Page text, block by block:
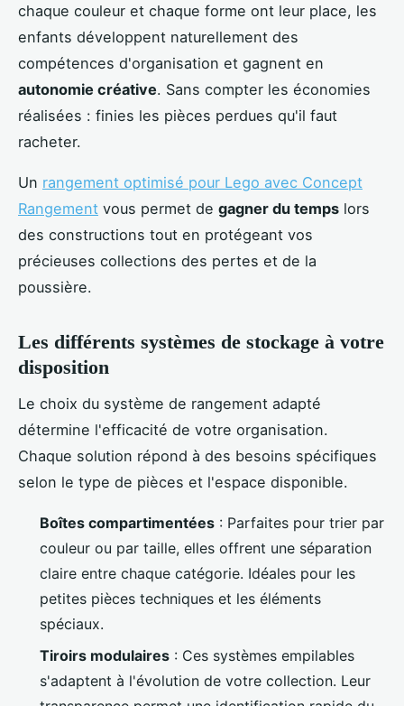
chaque couleur et chaque forme ont leur place, les
enfants développent naturellement des
compétences d'organisation et gagnent en
autonomie créative. Sans compter les économies
réalisées : finies les pièces perdues qu'il faut
racheter.
Un rangement optimisé pour Lego avec Concept
Rangement vous permet de gagner du temps lors
des constructions tout en protégeant vos
précieuses collections des pertes et de la
poussière.
Les différents systèmes de stockage à votre
disposition
Le choix du système de rangement adapté
détermine l'efficacité de votre organisation.
Chaque solution répond à des besoins spécifiques
selon le type de pièces et l'espace disponible.
Boîtes compartimentées : Parfaites pour trier par
couleur ou par taille, elles offrent une séparation
claire entre chaque catégorie. Idéales pour les
petites pièces techniques et les éléments
spéciaux.
Tiroirs modulaires : Ces systèmes empilables
s'adaptent à l'évolution de votre collection. Leur